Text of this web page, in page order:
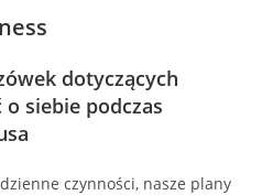
dotyczących
siebie podczas
czynności, nasze plany